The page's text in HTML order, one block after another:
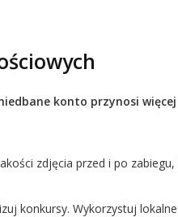
konto przynosi
zdjęcia przed i po
konkursy. Wykorzystuj